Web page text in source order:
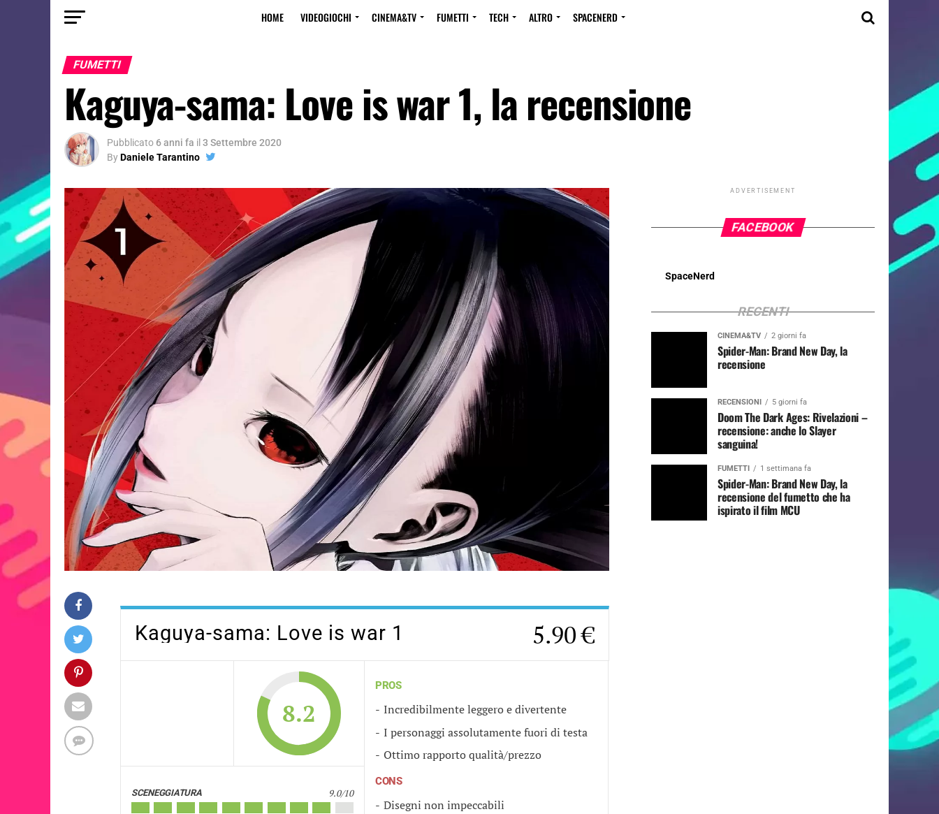
HOME VIDEOGIOCHI CINEMA&TV FUMETTI TECH ALTRO SPACENERD
FUMETTI
Kaguya-sama: Love is war 1, la recensione
Pubblicato 6 anni fa il 3 Settembre 2020
ByDaniele Tarantino
Kaguya-sama: Love is war 1 5.90 €
8.2
SCENEGGIATURA 9.0/10
PROS
Incredibilmente leggero e divertente
I personaggi assolutamente fuori di testa
Ottimo rapporto qualità/prezzo
CONS
Disegni non impeccabili
ADVERTISEMENT
FACEBOOK
SpaceNerd
RECENTI
CINEMA&TV 2 giorni fa
Spider-Man: Brand New Day, la
recensione
RECENSIONI 5 giorni fa
Doom The Dark Ages: Rivelazioni –
recensione: anche lo Slayer
sanguina!
FUMETTI 1 settimana fa
Spider-Man: Brand New Day, la
recensione del fumetto che ha
ispirato il film MCU